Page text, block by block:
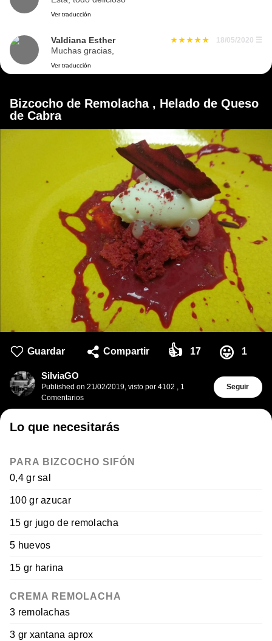
Ver traducción
Valdiana Esther 18/05/2020 ☰
Muchas gracias,
Ver traducción
Bizcocho de Remolacha , Helado de Queso
de Cabra
Guardar Compartir 👍 17 😛 1
SilviaGO
Published on 21/02/2019, visto por 4102 , 1
Comentarios
Seguir
Lo que necesitarás
PARA BIZCOCHO SIFÓN
0,4 gr sal
100 gr azucar
15 gr jugo de remolacha
5 huevos
15 gr harina
CREMA REMOLACHA
3 remolachas
3 gr xantana aprox